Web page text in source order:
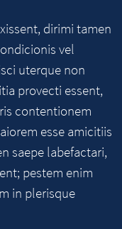
dirimi tamen
vel
uterque non
provecti essent,
contentionem
esse amicitiis
saepe labefactari,
pestem enim
in plerisque